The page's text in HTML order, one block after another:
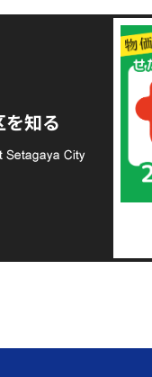
知る
募集につい